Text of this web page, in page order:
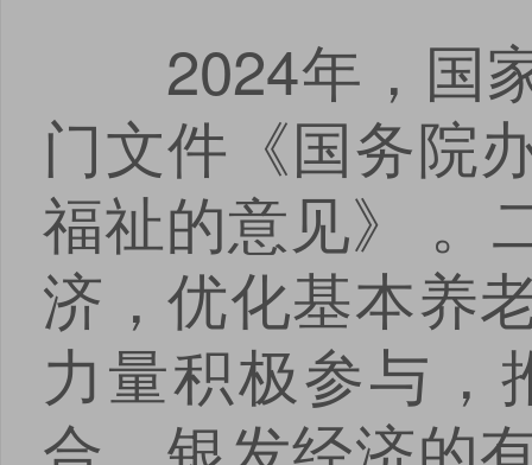
2024年，国家
门文件《国务院
福祉的意见》 。
济，优化基本养
力量积极参与，